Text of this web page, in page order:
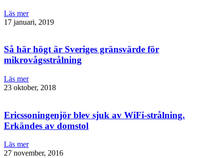
Läs mer
17 januari, 2019
Så här högt är Sveriges gränsvärde för
mikrovågsstrålning
Läs mer
23 oktober, 2018
Ericssoningenjör blev sjuk av WiFi-strålning.
Erkändes av domstol
Läs mer
27 november, 2016